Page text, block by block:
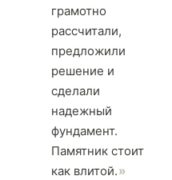
грамотно
рассчитали,
предложили
решение и
сделали
надежный
фундамент.
Памятник стоит
как влитой.